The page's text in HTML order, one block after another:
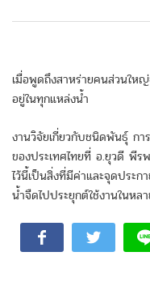
เมื่อพูดถึงสาหร่ายคนส่วนให
อยู่ในทุกแหล่งน้ำ
งานวิจัยเกี่ยวกับชนิดพันธุ์ กา
ของประเทศไทยที่ อ.ยุวดี พีร
ไว้นี้เป็นสิ่งที่มีค่าและจุดประก
น้ำจืดไปประยุกต์ใช้งานในห